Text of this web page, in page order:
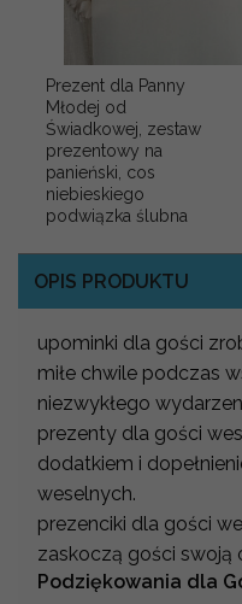
Prezent dla Panny
Młodej od
Świadkowej, zestaw
prezentowy na
panieński, cos
niebieskiego
podwiązka ślubna
OPIS PRODUKTU
upominki dla gości
miłe chwile podczas
niezwykłego
prezenty dla gości
dodatkiem i
weselnych.
prezenciki dla gości
zaskoczą gości swoją
Podziękowania dla